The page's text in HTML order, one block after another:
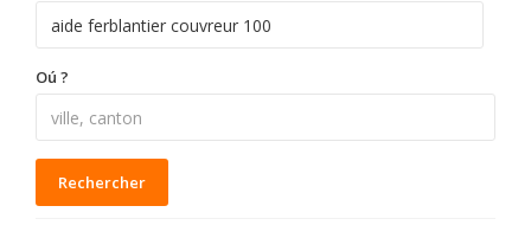
Oú ?
Rechercher